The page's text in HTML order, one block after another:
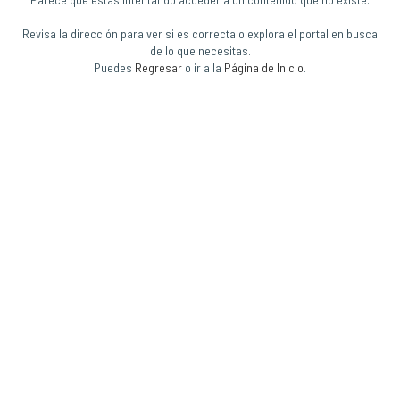
Revisa la dirección para ver si es correcta o explora el portal en busca
de lo que necesitas.
Puedes Regresar o ir a la Página de Inicio.